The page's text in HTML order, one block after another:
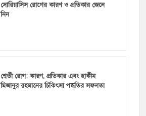
সোরিয়াসিস রোগের কারণ ও প্রতিকার জেনে
নিন
শ্বেতী রোগ: কারণ, প্রতিকার এবং হাকীম
মিজানুর রহমানের চিকিৎসা পদ্ধতির সফলতা